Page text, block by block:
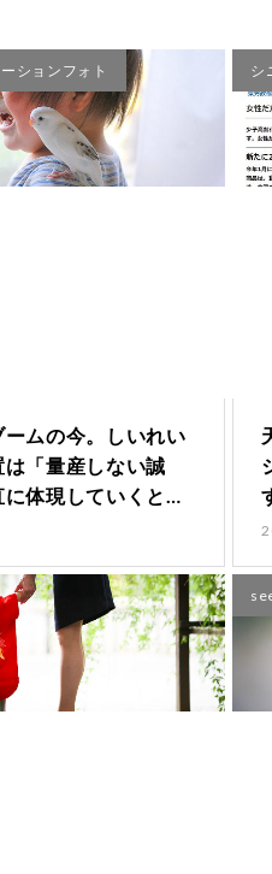
ションフォト
ムの今。しいれい
「量産しない誠
体現していくとい
シ